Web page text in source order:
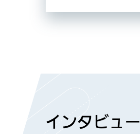
インタビュー